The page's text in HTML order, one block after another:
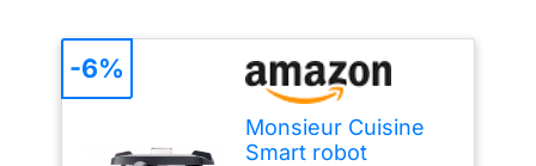
Monsieur Cuisine
Smart robot
-6%